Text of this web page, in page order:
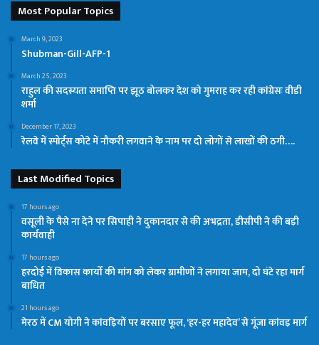
Most Popular Topics
March 9, 2023
Shubman-Gill-AFP-1
March 25, 2023
राहुल की सदस्यता समाप्ति पर झूठ बोलकर देश को गुमराह कर रही कांग्रेसः वीडी
शर्मा
December 17, 2023
रेलवे में स्पोर्ट्स कोटे में नौकरी लगवाने के नाम पर दो लोगों से लाखों की ठगी….
Last Modified Topics
17 hours ago
वसूली के पैसे ना देने पर सिपाही ने दुकानदार से की अभद्रता, डीसीपी ने की बड़ी
कार्यवाही
17 hours ago
हरदोई में विकास कार्यों की मांग को लेकर ग्रामीणों ने लगाया जाम, दो घंटे रहा मार्ग
बाधित
21 hours ago
मेरठ में CM योगी ने कांवड़ियों पर बरसाए फूल, ‘हर-हर महादेव’ से गूंजा कांवड़ मार्ग